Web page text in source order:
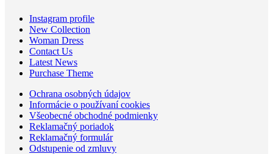
Instagram profile
New Collection
Woman Dress
Contact Us
Latest News
Purchase Theme
Ochrana osobných údajov
Informácie o používaní cookies
Všeobecné obchodné podmienky
Reklamačný poriadok
Reklamačný formulár
Odstupenie od zmluvy